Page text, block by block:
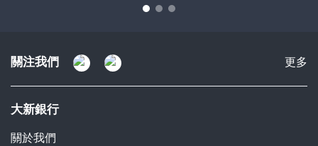
關注我們 更多
大新銀行
關於我們